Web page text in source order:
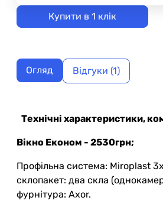
Купити в 1 клік
Огляд Відгуки (1)
Технічні характеристики,
Вікно Економ - 2530грн;
Профільна система: Miroplast
склопакет: два скла
фурнітура: Axor.